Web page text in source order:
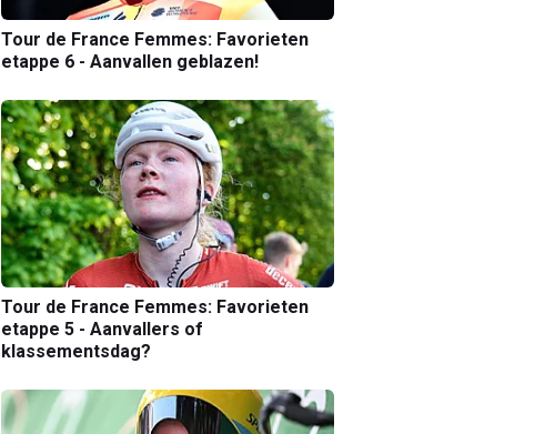
Tour de France Femmes: Favorieten
etappe 6 - Aanvallen geblazen!
Tour de France Femmes: Favorieten
etappe 5 - Aanvallers of
klassementsdag?